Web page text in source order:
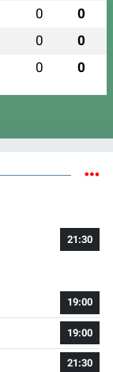
0 0
0 0
0 0
21:30
19:00
19:00
21:30